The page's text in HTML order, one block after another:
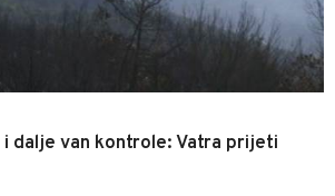
i dalje van kontrole: Vatra prijeti